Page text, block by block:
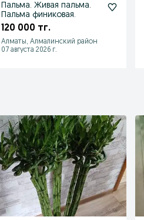
Пальма. Живая пальма.
Пальма финиковая.
120 000 тг.
Алматы, Алмалинский район
07 августа 2026 г.